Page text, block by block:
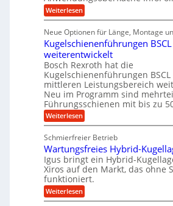
a
e
U
m
g
e
b
u
n
g
e
n
g
a
n
g
e
l
e
n
ü
r
r
ä
i
s
e
H
u
b
b
e
w
e
g
u
n
g
e
n
o
n
f
r
A
u
t
o
m
o
t
i
v
e
n
d
M
a
s
c
h
i
Weiterlesen:
D
g
i
t
a
l
e
r
W
e
r
k
z
e
u
g
k
r
e
i
s
Neue Optionen für Länge, Montage
Kugelschienenführungen BSCL
weiterentwickelt
Bosch Rexroth hat die
Kugelschienenführungen
mittleren Leistungsbereich
Neu im Programm sind
Führungsschienen mit bis zu
Weiterlesen:
K
g
e
l
s
c
h
i
e
Schmierfreier Betrieb
Wartungsfreies Hybrid-
Igus bringt ein Hybrid-
Xiros auf den Markt, das ohne
funktioniert.
Weiterlesen:
W